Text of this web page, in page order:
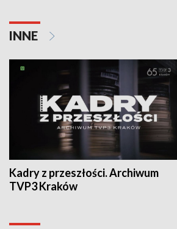
INNE
Kadry z przeszłości. Archiwum
TVP3 Kraków